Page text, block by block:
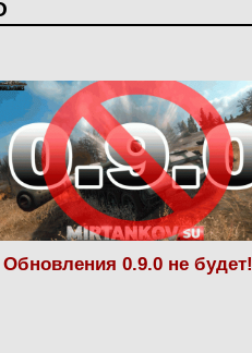
Обновления 0.9.0 не будет!